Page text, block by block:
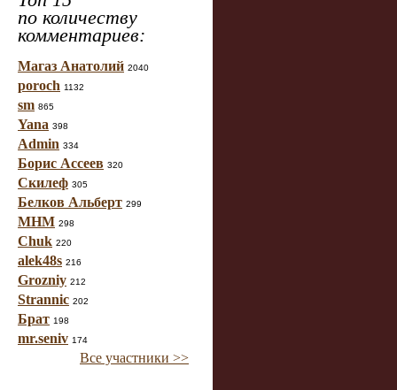
по количеству
комментариев:
Магаз Анатолий 2040
poroch 1132
sm 865
Yana 398
Admin 334
Борис Ассеев 320
Скилеф 305
Белков Альберт 299
МНМ 298
Chuk 220
alek48s 216
Grozniy 212
Strannic 202
Брат 198
mr.seniv 174
Все участники >>